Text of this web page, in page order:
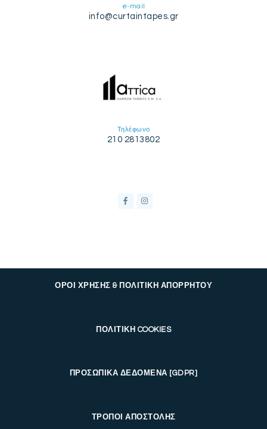
e-mail
info@curtaintapes.gr
Τηλέφωνο
210 2813802
ΟΡΟΙ ΧΡΗΣΗΣ & ΠΟΛΙΤΙΚΗ ΑΠΟΡΡΗΤΟΥ
ΠΟΛΙΤΙΚΗ COOKIES
ΠΡΟΣΩΠΙΚΑ ΔΕΔΟΜΕΝΑ [GDPR]
ΤΡΟΠΟΙ ΑΠΟΣΤΟΛΗΣ